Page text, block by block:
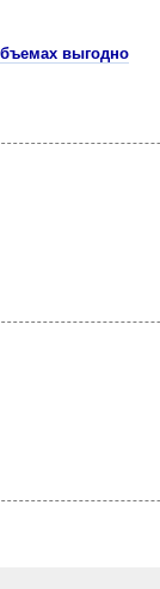
выгодно